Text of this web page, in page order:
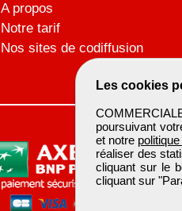
Les cookies
poursuivant
et notre
réaliser des
cliquant sur le
cliquant sur
A propos
Notre tarif
Nos sites de codiffusion